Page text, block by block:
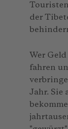
der
Wer
fahren
Jahr. Sie